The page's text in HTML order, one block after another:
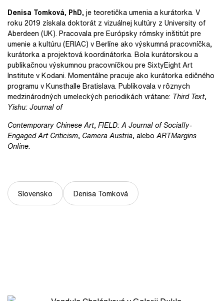
Denisa Tomková, PhD, je teoretička umenia a kurátorka. V
roku 2019 získala doktorát z vizuálnej kultúry z University of
Aberdeen (UK). Pracovala pre Európsky rómsky inštitút pre
umenie a kultúru (ERIAC) v Berlíne ako výskumná pracovníčka,
kurátorka a projektová koordinátorka. Bola kurátorskou a
publikačnou výskumnou pracovníčkou pre SixtyEight Art
Institute v Kodani. Momentálne pracuje ako kurátorka edičného
programu v Kunsthalle Bratislava. Publikovala v rôznych
medzinárodných umeleckých periodikách vrátane: Third Text,
Yishu: Journal of
Contemporary Chinese Art, FIELD: A Journal of Socially-
Engaged Art Criticism, Camera Austria, alebo ARTMargins
Online.
Slovensko Denisa Tomková